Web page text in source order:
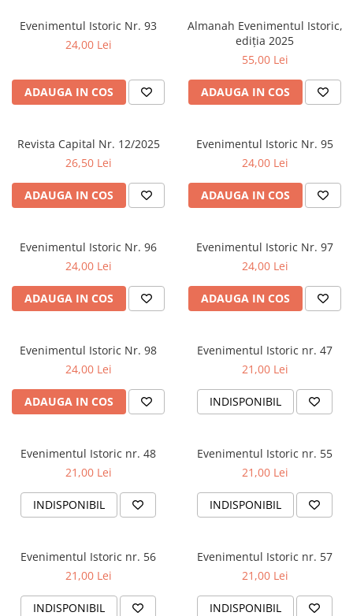
Proză
Sociologie
Spiritualitate/Ezoterism
Sport
Stiinte/Educatie
Evenimentul Istoric Nr. 93
24,00 Lei
ADAUGA IN COS
Almanah Evenimentul Istoric,
ediția 2025
55,00 Lei
ADAUGA IN COS
Revista Capital Nr. 12/2025
26,50 Lei
ADAUGA IN COS
Evenimentul Istoric Nr. 95
24,00 Lei
ADAUGA IN COS
Evenimentul Istoric Nr. 96
24,00 Lei
ADAUGA IN COS
Evenimentul Istoric Nr. 97
24,00 Lei
ADAUGA IN COS
Evenimentul Istoric Nr. 98
24,00 Lei
ADAUGA IN COS
Evenimentul Istoric nr. 47
21,00 Lei
INDISPONIBIL
Evenimentul Istoric nr. 48
21,00 Lei
INDISPONIBIL
Evenimentul Istoric nr. 55
21,00 Lei
INDISPONIBIL
Evenimentul Istoric nr. 56
21,00 Lei
INDISPONIBIL
Evenimentul Istoric nr. 57
21,00 Lei
INDISPONIBIL